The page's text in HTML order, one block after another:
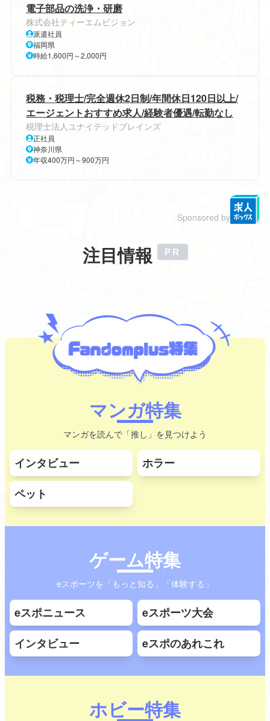
電子部品の洗浄・研磨
株式会社ティーエムビジョン
派遣社員
福岡県
時給1,600円～2,000円
税務・税理士/完全週休2日制/年間休日120日以上/
エージェントおすすめ求人/経験者優遇/転勤なし
税理士法人ユナイテッドブレインズ
正社員
神奈川県
年収400万円～900万円
Sponsored by
注目情報
マンガ特集
マンガを読んで「推し」を見つけよう
インタビュー
ホラー
ペット
ゲーム特集
eスポーツを「もっと知る」「体験する」
eスポニュース
eスポーツ大会
インタビュー
eスポのあれこれ
ホビー特集